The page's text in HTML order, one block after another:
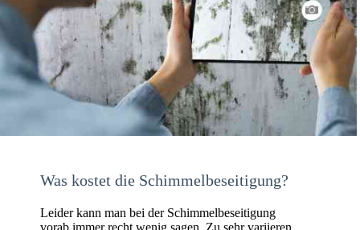
Was kostet die Schimmelbeseitigung?
Leider kann man bei der Schimmelbeseitigung
vorab immer recht wenig sagen. Zu sehr variieren